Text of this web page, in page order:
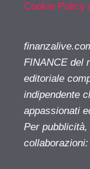
Cookie Policy
FINANCE del
editoriale
indipendente
appassionati
Per
collaborazioni: